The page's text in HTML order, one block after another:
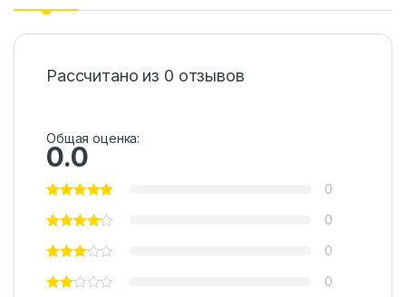
Рассчитано из 0 отзывов
Общая оценка:
0.0
0
0
0
0